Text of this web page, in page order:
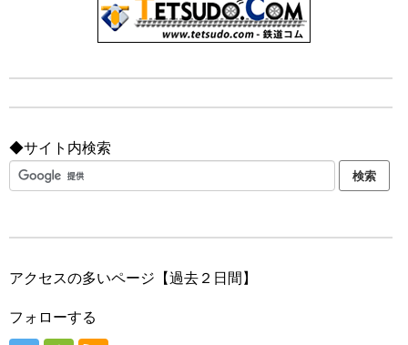
◆サイト内検索
アクセスの多いページ【過去２日間】
フォローする